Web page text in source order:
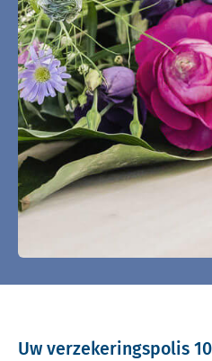
Uw verzekeringspolis